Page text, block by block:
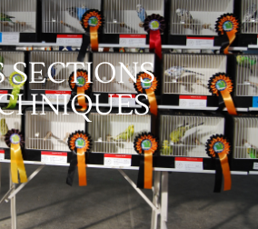
SECTIONS